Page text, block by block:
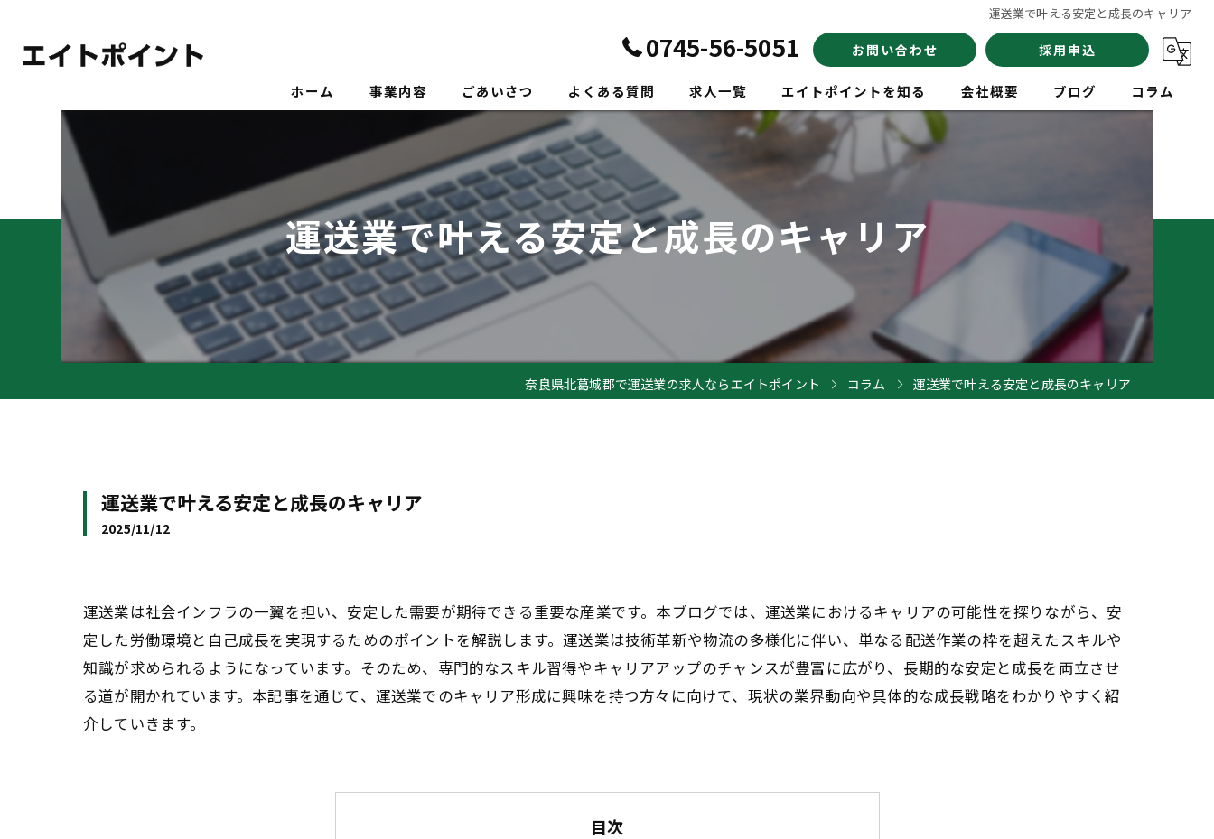
運送業で叶える安定と成長のキャリア
0745-56-5051 お問い合わせ 採用申込
ホーム 事業内容 ごあいさつ よくある質問 求人一覧 エイトポイントを知る
正社員
未経験
ドライバー
会社概要 ブログ コラム
運送業で叶える安定と成長のキャリア
奈良県北葛城郡で運送業の求人ならエイトポイント コラム 運送業で叶える安定と成長のキャリア
運送業で叶える安定と成長のキャリア
2025/11/12
運送業は社会インフラの一翼を担い、安定した需要が期待できる重要な産業です。本ブログでは、運送業におけるキャリアの可能性を探りながら、安
定した労働環境と自己成長を実現するためのポイントを解説します。運送業は技術革新や物流の多様化に伴い、単なる配送作業の枠を超えたスキルや
知識が求められるようになっています。そのため、専門的なスキル習得やキャリアアップのチャンスが豊富に広がり、長期的な安定と成長を両立させ
る道が開かれています。本記事を通じて、運送業でのキャリア形成に興味を持つ方々に向けて、現状の業界動向や具体的な成長戦略をわかりやすく紹
介していきます。
目次